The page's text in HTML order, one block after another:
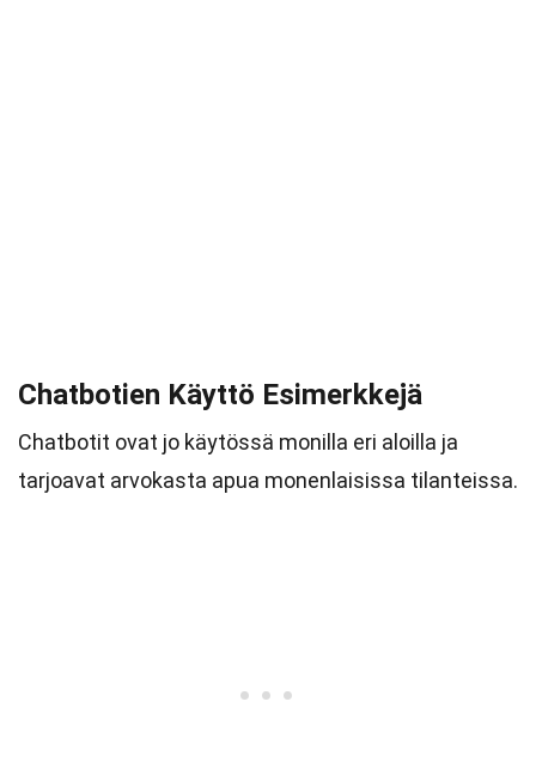
Chatbotien Käyttö Esimerkkejä
Chatbotit ovat jo käytössä monilla eri aloilla ja
tarjoavat arvokasta apua monenlaisissa tilanteissa.